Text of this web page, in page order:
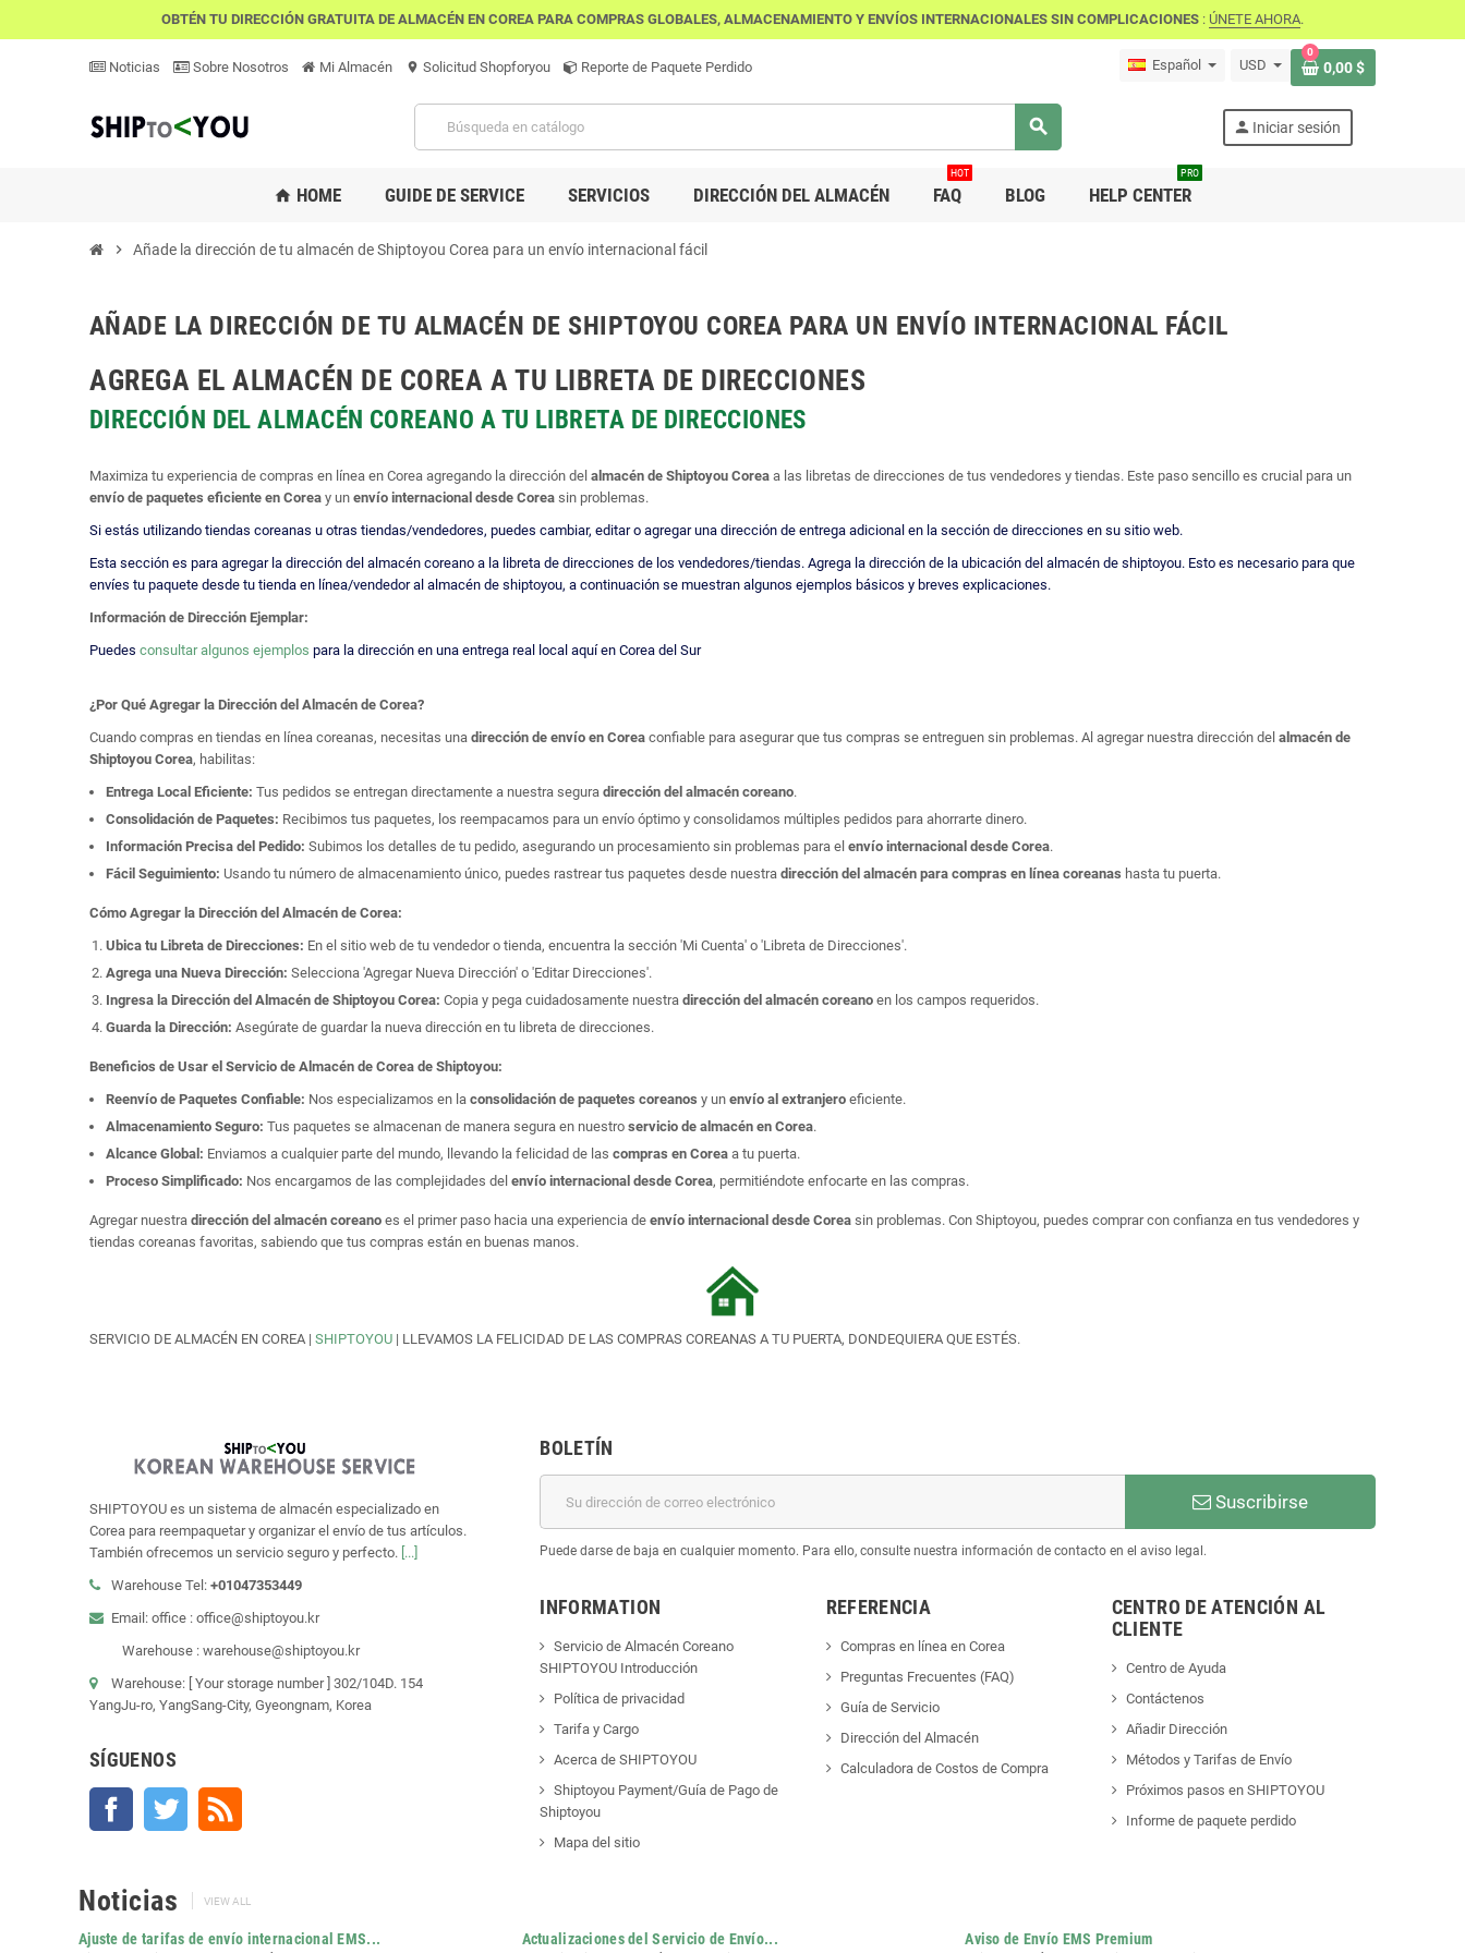
OBTÉN TU DIRECCIÓN GRATUITA DE ALMACÉN EN COREA PARA COMPRAS GLOBALES, ALMACENAMIENTO Y ENVÍOS INTERNACIONALES SIN COMPLICACIONES : ÚNETE AHORA.
Noticias Sobre Nosotros Mi Almacén location_on Solicitud Shopforyou Reporte de Paquete Perdido Español USD
0
0,00 $
search person Iniciar sesión
home HOME GUIDE DE SERVICE SERVICIOS DIRECCIÓN DEL ALMACÉN FAQ
HOT
BLOG HELP CENTER
PRO
chevron_right Añade la dirección de tu almacén de Shiptoyou Corea para un envío internacional fácil
AÑADE LA DIRECCIÓN DE TU ALMACÉN DE SHIPTOYOU COREA PARA UN ENVÍO INTERNACIONAL FÁCIL
AGREGA EL ALMACÉN DE COREA A TU LIBRETA DE DIRECCIONES
DIRECCIÓN DEL ALMACÉN COREANO A TU LIBRETA DE DIRECCIONES
Maximiza tu experiencia de compras en línea en Corea agregando la dirección del almacén de Shiptoyou Corea a las libretas de direcciones de tus vendedores y tiendas. Este paso sencillo es crucial para un
envío de paquetes eficiente en Corea y un envío internacional desde Corea sin problemas.
Si estás utilizando tiendas coreanas u otras tiendas/vendedores, puedes cambiar, editar o agregar una dirección de entrega adicional en la sección de direcciones en su sitio web.
Esta sección es para agregar la dirección del almacén coreano a la libreta de direcciones de los vendedores/tiendas. Agrega la dirección de la ubicación del almacén de shiptoyou. Esto es necesario para que
envíes tu paquete desde tu tienda en línea/vendedor al almacén de shiptoyou, a continuación se muestran algunos ejemplos básicos y breves explicaciones.
Información de Dirección Ejemplar:
Puedes consultar algunos ejemplos para la dirección en una entrega real local aquí en Corea del Sur
¿Por Qué Agregar la Dirección del Almacén de Corea?
Cuando compras en tiendas en línea coreanas, necesitas una dirección de envío en Corea confiable para asegurar que tus compras se entreguen sin problemas. Al agregar nuestra dirección del almacén de
Shiptoyou Corea, habilitas:
Entrega Local Eficiente: Tus pedidos se entregan directamente a nuestra segura dirección del almacén coreano.
Consolidación de Paquetes: Recibimos tus paquetes, los reempacamos para un envío óptimo y consolidamos múltiples pedidos para ahorrarte dinero.
Información Precisa del Pedido: Subimos los detalles de tu pedido, asegurando un procesamiento sin problemas para el envío internacional desde Corea.
Fácil Seguimiento: Usando tu número de almacenamiento único, puedes rastrear tus paquetes desde nuestra dirección del almacén para compras en línea coreanas hasta tu puerta.
Cómo Agregar la Dirección del Almacén de Corea:
Ubica tu Libreta de Direcciones: En el sitio web de tu vendedor o tienda, encuentra la sección 'Mi Cuenta' o 'Libreta de Direcciones'.
Agrega una Nueva Dirección: Selecciona 'Agregar Nueva Dirección' o 'Editar Direcciones'.
Ingresa la Dirección del Almacén de Shiptoyou Corea: Copia y pega cuidadosamente nuestra dirección del almacén coreano en los campos requeridos.
Guarda la Dirección: Asegúrate de guardar la nueva dirección en tu libreta de direcciones.
Beneficios de Usar el Servicio de Almacén de Corea de Shiptoyou:
Reenvío de Paquetes Confiable: Nos especializamos en la consolidación de paquetes coreanos y un envío al extranjero eficiente.
Almacenamiento Seguro: Tus paquetes se almacenan de manera segura en nuestro servicio de almacén en Corea.
Alcance Global: Enviamos a cualquier parte del mundo, llevando la felicidad de las compras en Corea a tu puerta.
Proceso Simplificado: Nos encargamos de las complejidades del envío internacional desde Corea, permitiéndote enfocarte en las compras.
Agregar nuestra dirección del almacén coreano es el primer paso hacia una experiencia de envío internacional desde Corea sin problemas. Con Shiptoyou, puedes comprar con confianza en tus vendedores y
tiendas coreanas favoritas, sabiendo que tus compras están en buenas manos.
SERVICIO DE ALMACÉN EN COREA | SHIPTOYOU | LLEVAMOS LA FELICIDAD DE LAS COMPRAS COREANAS A TU PUERTA, DONDEQUIERA QUE ESTÉS.
SHIPTOYOU es un sistema de almacén especializado en
Corea para reempaquetar y organizar el envío de tus artículos.
También ofrecemos un servicio seguro y perfecto. [...]
Warehouse Tel: +01047353449
Email: office : office@shiptoyou.kr
Warehouse : warehouse@shiptoyou.kr
Warehouse: [ Your storage number ] 302/104D. 154
YangJu-ro, YangSang-City, Gyeongnam, Korea
SÍGUENOS
Facebook Twitter
BOLETÍN
Suscribirse
Puede darse de baja en cualquier momento. Para ello, consulte nuestra información de contacto en el aviso legal.
INFORMATION
Servicio de Almacén Coreano
SHIPTOYOU Introducción
Política de privacidad
Tarifa y Cargo
Acerca de SHIPTOYOU
Shiptoyou Payment/Guía de Pago de
Shiptoyou
Mapa del sitio
REFERENCIA
Compras en línea en Corea
Preguntas Frecuentes (FAQ)
Guía de Servicio
Dirección del Almacén
Calculadora de Costos de Compra
CENTRO DE ATENCIÓN AL
CLIENTE
Centro de Ayuda
Contáctenos
Añadir Dirección
Métodos y Tarifas de Envío
Próximos pasos en SHIPTOYOU
Informe de paquete perdido
Noticias VIEW ALL
Ajuste de tarifas de envío internacional EMS... Actualizaciones del Servicio de Envío... Aviso de Envío EMS Premium